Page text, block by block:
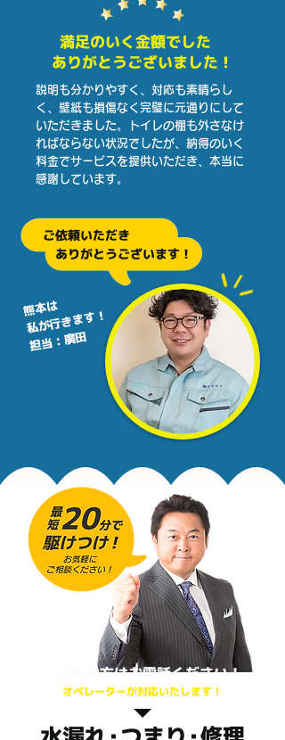
満足のいく金額でした
ありがとうございました！
説明も分かりやすく、対応も素晴らし
く、壁紙も損傷なく完璧に元通りにして
いただきました。トイレの棚も外さなけ
ればならない状況でしたが、納得のいく
料金でサービスを提供いただき、本当に
感謝しています。
ご依頼いただき
ありがとうございます！
熊本は
私が行きます！
​​担当：廣田
​お急ぎの方はお電話ください！
オペレーターが対応いたします！